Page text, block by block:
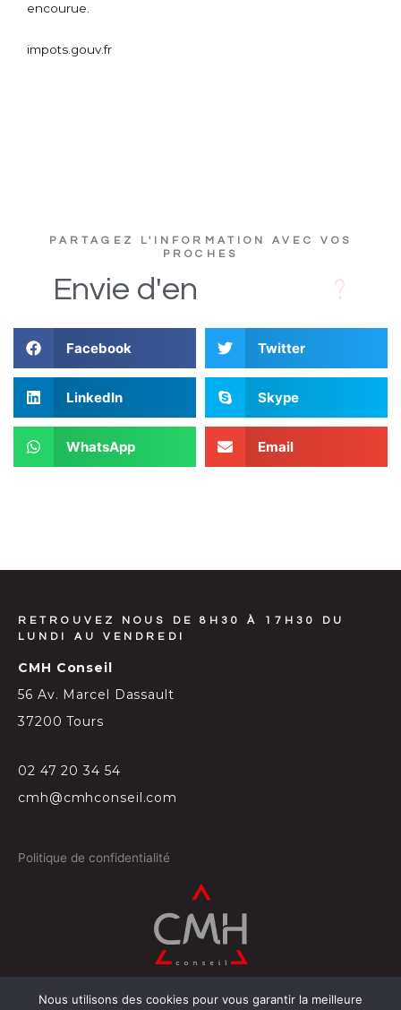
encourue.
impots.gouv.fr
PARTAGEZ L'INFORMATION AVEC VOS
PROCHES
Envie d'en
Facebook Twitter
LinkedIn Skype
WhatsApp Email
RETROUVEZ NOUS DE 8H30 À 17H30 DU
LUNDI AU VENDREDI
CMH Conseil
56 Av. Marcel Dassault
37200 Tours
02 47 20 34 54
cmh@cmhconseil.com
Politique de confidentialité
Nous utilisons des cookies pour vous garantir la meilleure